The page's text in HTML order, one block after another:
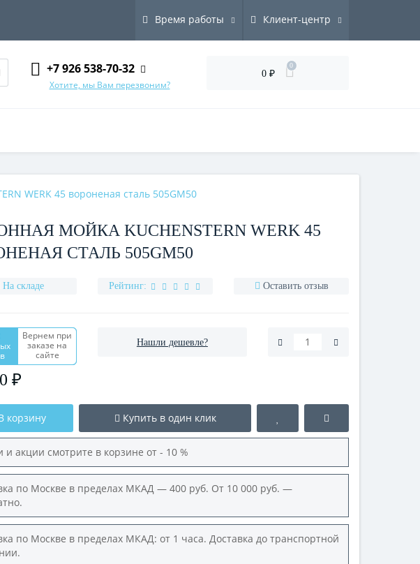
Время работы Клиент-центр
+7 926 538-70-32
Хотите, мы Вам перезвоним?
0 ₽
0
WERK 45 вороненая сталь 505GM50
МОЙКА KUCHENSTERN WERK 45
СТАЛЬ 505GM50
На складе Рейтинг: Оставить отзыв
Вернем при
заказе на
сайте
₽
Нашли дешевле?
корзину Купить в один клик
и акции смотрите в корзине от - 10 %
по Москве в пределах МКАД — 400 руб. От 10 000 руб. —
по Москве в пределах МКАД: от 1 часа. Доставка до транспортной